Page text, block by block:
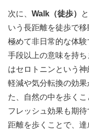
次に、 Walk（徒歩）
いう長距離を徒歩で
極めて非日常的な体
手段以上の意味を持
はセロトニンという
軽減や気分転換の効
た、自然の中を歩く
フレッシュ効果も期
距離を歩くことで、